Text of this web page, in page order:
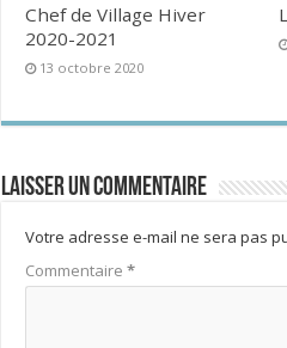
Chef de Village Hiver
2020-2021
13 octobre 2020
Laisser un commentaire
Votre adresse e-mail ne sera pas
Commentaire *